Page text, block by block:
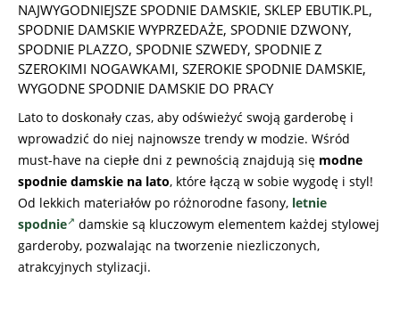
NAJWYGODNIEJSZE SPODNIE DAMSKIE, SKLEP EBUTIK.PL,
SPODNIE DAMSKIE WYPRZEDAŻE, SPODNIE DZWONY,
SPODNIE PLAZZO, SPODNIE SZWEDY, SPODNIE Z
SZEROKIMI NOGAWKAMI, SZEROKIE SPODNIE DAMSKIE,
WYGODNE SPODNIE DAMSKIE DO PRACY
Lato to doskonały czas, aby odświeżyć swoją garderobę i
wprowadzić do niej najnowsze trendy w modzie. Wśród
must-have na ciepłe dni z pewnością znajdują się modne
spodnie damskie na lato, które łączą w sobie wygodę i styl!
Od lekkich materiałów po różnorodne fasony, letnie
spodnie
damskie są kluczowym elementem każdej stylowej
garderoby, pozwalając na tworzenie niezliczonych,
atrakcyjnych stylizacji.